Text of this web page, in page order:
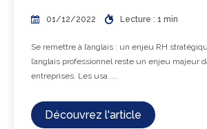
01/12/2022 Lecture : 1 min
Se remettre à l’anglais : un enjeu RH
l’anglais professionnel reste un enjeu majeur
entreprises. Les usa ....
Découvrez l'article